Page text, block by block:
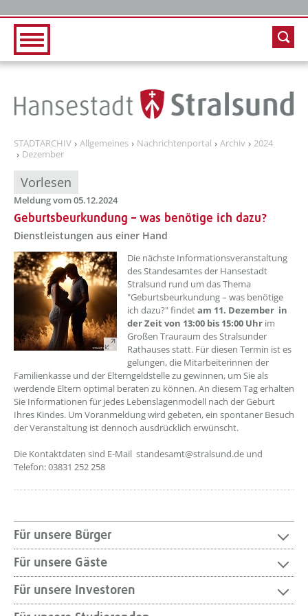
STADTARCHIV Allgemeines Nachrichtenportal Archiv
2024
Dezember
Vorlesen
Meldung vom 05.12.2024
Geburtsbeurkundung – was benötige ich dazu?
Dienstleistungen aus einer Hand
??? absaetzeOben[1]/titel ???
Die nächste Informationsveranstaltung
des Standesamtes der Hansestadt
Stralsund rund um das Thema
"Geburtsbeurkundung – was benötige
ich dazu?" findetam 11. Dezember in
der Zeit von 13:00 bis 15:00 Uhr im
Großen Trauraum des Stralsunder
Rathauses statt. Für diesen Termin ist es
gelungen, die Mitarbeiterinnen der
Familienkasse und der Elterngeldstelle zu gewinnen, um Sie als
werdende Eltern optimal beraten zu können. An diesem Tag erhalten
Sie Informationen für jedes Lebenslagenmodell nach der Geburt
Ihres Kindes. Um Voranmeldung wird gebeten, ein spontaner Besuch
der Veranstaltung ist dennoch ausdrücklich erwünscht.
Die Kontaktdaten sind E-Mail standesamt@stralsund.de und
Telefon: 03831 252 258
Für unsere Bürger
Für unsere Gäste
Für unsere Investoren